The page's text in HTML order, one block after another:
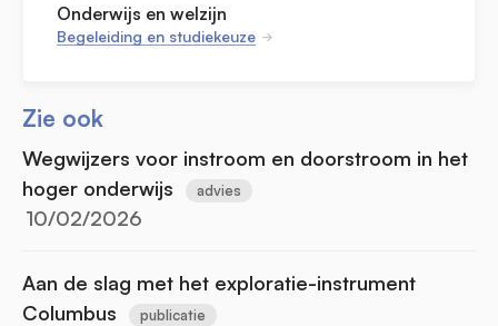
Onderwijs en welzijn
Begeleiding en studiekeuze
Zie ook
Wegwijzers voor instroom en doorstroom in het
hoger onderwijs
advies
10/02/2026
Aan de slag met het exploratie-instrument
Columbus
publicatie